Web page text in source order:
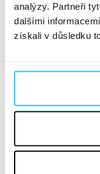
analýzy. Partneři
dalšími
získali v důsledku
Consent
2024 pro
Radek Kupr
Digitální marketing
Googlu. Pokud ho
přestanou se vám
konverze k